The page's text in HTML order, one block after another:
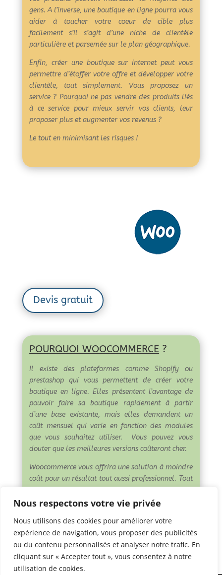
Nous respectons votre vie privée
Nous utilisons des cookies pour améliorer votre
expérience de navigation, vous proposer des publicités
ou du contenu personnalisés et analyser notre trafic. En
cliquant sur « Accepter tout », vous consentez à notre
utilisation de cookies.
gens. A l’inverse, une boutique en ligne pourra vous
aider à toucher votre coeur de cible plus
facilement s’il s’agit d’une niche de clientèle
particulière et parsemée sur le plan géographique.
Enfin, créer une boutique sur internet peut vous
permettre d’étoffer votre offre et développer votre
clientèle, tout simplement. Vous proposez un
service ? Pourquoi ne pas vendre des produits liés
à ce service pour mieux servir vos clients, leur
proposer plus et augmenter vos revenus ?
Le tout en minimisant les risques !
Devis gratuit
POURQUOI WOOCOMMERCE ?
Il existe des plateformes comme Shopify ou
prestashop qui vous permettent de créer votre
boutique en ligne. Elles présentent l’avantage de
pouvoir faire sa boutique rapidement à partir
d’une base existante, mais elles demandent un
coût mensuel qui varie en fonction des modules
que vous souhaitez utiliser. Vous pouvez vous
douter que les meilleures versions coûteront cher.
Woocommerce vous offrira une solution à moindre
coût pour un résultat tout aussi professionnel. Tout
produit, catégories de produit, méthodes et zones
prix et des promotions, la gestion de stock, les
différents moyens de paiment et le paiement
sécurisé pour les cartes bancaires, etc.